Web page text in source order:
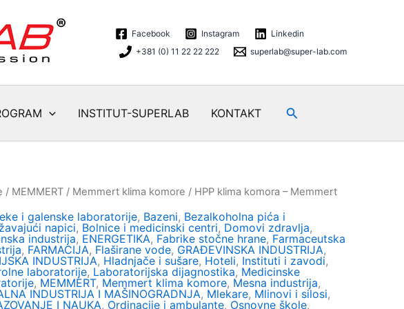
Facebook Instagram
Linkedin
+381 (0) 11 22 22 222
superlab@super-lab.com
INSTITUT-SUPERLAB KONTAKT Search
/ MEMMERT / Memmert klima komore / HPP klima komora – Memmert
i galenske laboratorije, Bazeni, Bezalkoholna pića i
napici, Bolnice i medicinski centri, Domovi zdravlja,
industrija, ENERGETIKA, Fabrike stočne hrane, Farmaceutska
, FARMACIJA, Flaširane vode, GRAĐEVINSKA INDUSTRIJA,
INDUSTRIJA, Hladnjače i sušare, Hoteli, Instituti i zavodi,
laboratorije, Laboratorijska dijagnostika, Medicinske
, MEMMERT, Memmert klima komore, Mesna industrija,
INDUSTRIJA I MAŠINOGRADNJA, Mlekare, Mlinovi i silosi,
I NAUKA, Ordinacije i ambulante, Osnovne škole,